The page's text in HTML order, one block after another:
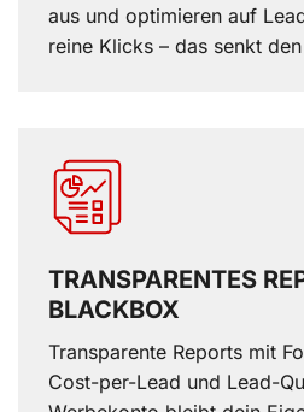
aus und optimieren auf
reine Klicks – das senkt
TRANSPARENTES
BLACKBOX
Transparente Reports mit
Cost-per-Lead und Lead-